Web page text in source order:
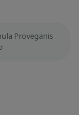
Proveganis